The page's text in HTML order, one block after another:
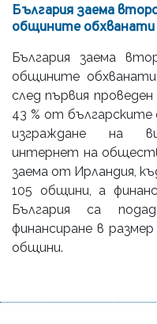
България заема
общините
България заема
общините
след първия проведен
43 % от българските
изграждане на
интернет на
заема от Ирландия,
105 общини, а
България са
финансиране в
общини.